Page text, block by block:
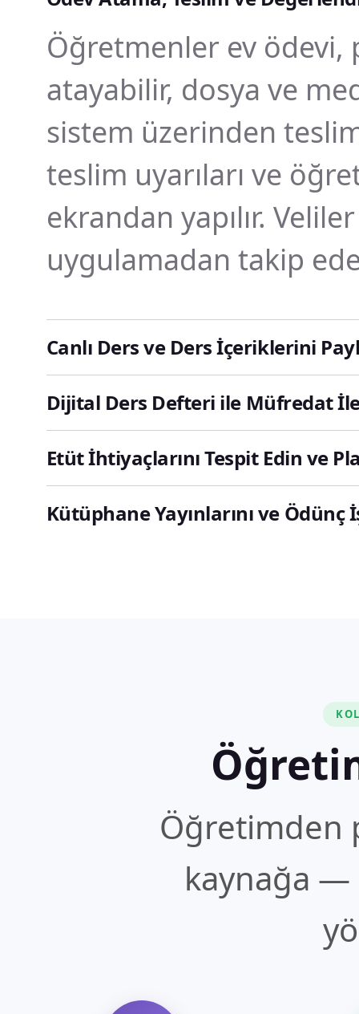
Öğretmenler ev ödevi,
atayabilir, dosya ve
sistem üzerinden
teslim uyarıları ve
ekrandan yapılır.
uygulamadan takip
Canlı Ders ve Ders İçeriklerini
Dijital Ders Defteri ile Müfredat
Etüt İhtiyaçlarını Tespit Edin ve
Kütüphane Yayınlarını ve
Öğretimden
kaynağa —